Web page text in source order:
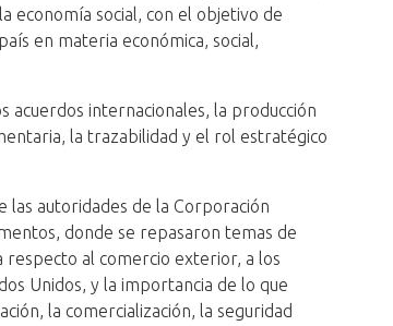
economía social, con el objetivo de
en materia económica, social,
acuerdos internacionales, la producción
la trazabilidad y el rol estratégico
las autoridades de la Corporación
donde se repasaron temas de
respecto al comercio exterior, a los
Unidos, y la importancia de lo que
la comercialización, la seguridad